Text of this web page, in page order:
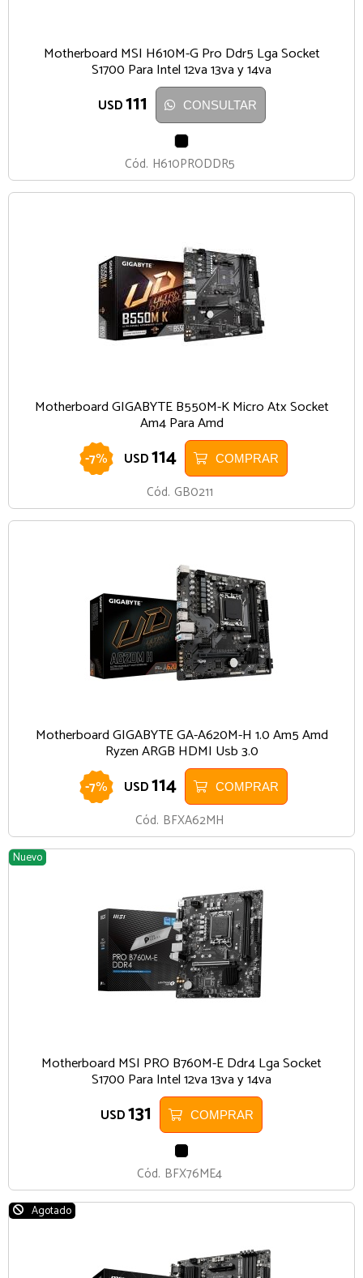
Motherboard MSI H610M-G Pro Ddr5 Lga Socket
S1700 Para Intel 12va 13va y 14va
USD111 CONSULTAR
Cód. H610PRODDR5
Motherboard GIGABYTE B550M-K Micro Atx Socket
Am4 Para Amd
-7% USD114 COMPRAR
Cód. GB0211
Motherboard GIGABYTE GA-A620M-H 1.0 Am5 Amd
Ryzen ARGB HDMI Usb 3.0
-7% USD114 COMPRAR
Cód. BFXA62MH
Nuevo
Motherboard MSI PRO B760M-E Ddr4 Lga Socket
S1700 Para Intel 12va 13va y 14va
USD131 COMPRAR
Cód. BFX76ME4
Agotado